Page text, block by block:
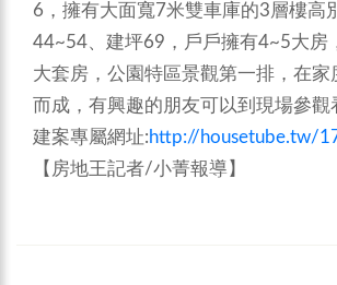
6，擁有大面寬7米雙車庫的3層樓高
44~54、建坪69，戶戶擁有4~5大房
大套房，公園特區景觀第一排，在家
而成，有興趣的朋友可以到現場參觀
建案專屬網址:http://housetube.tw/
【房地王記者/小菁報導】